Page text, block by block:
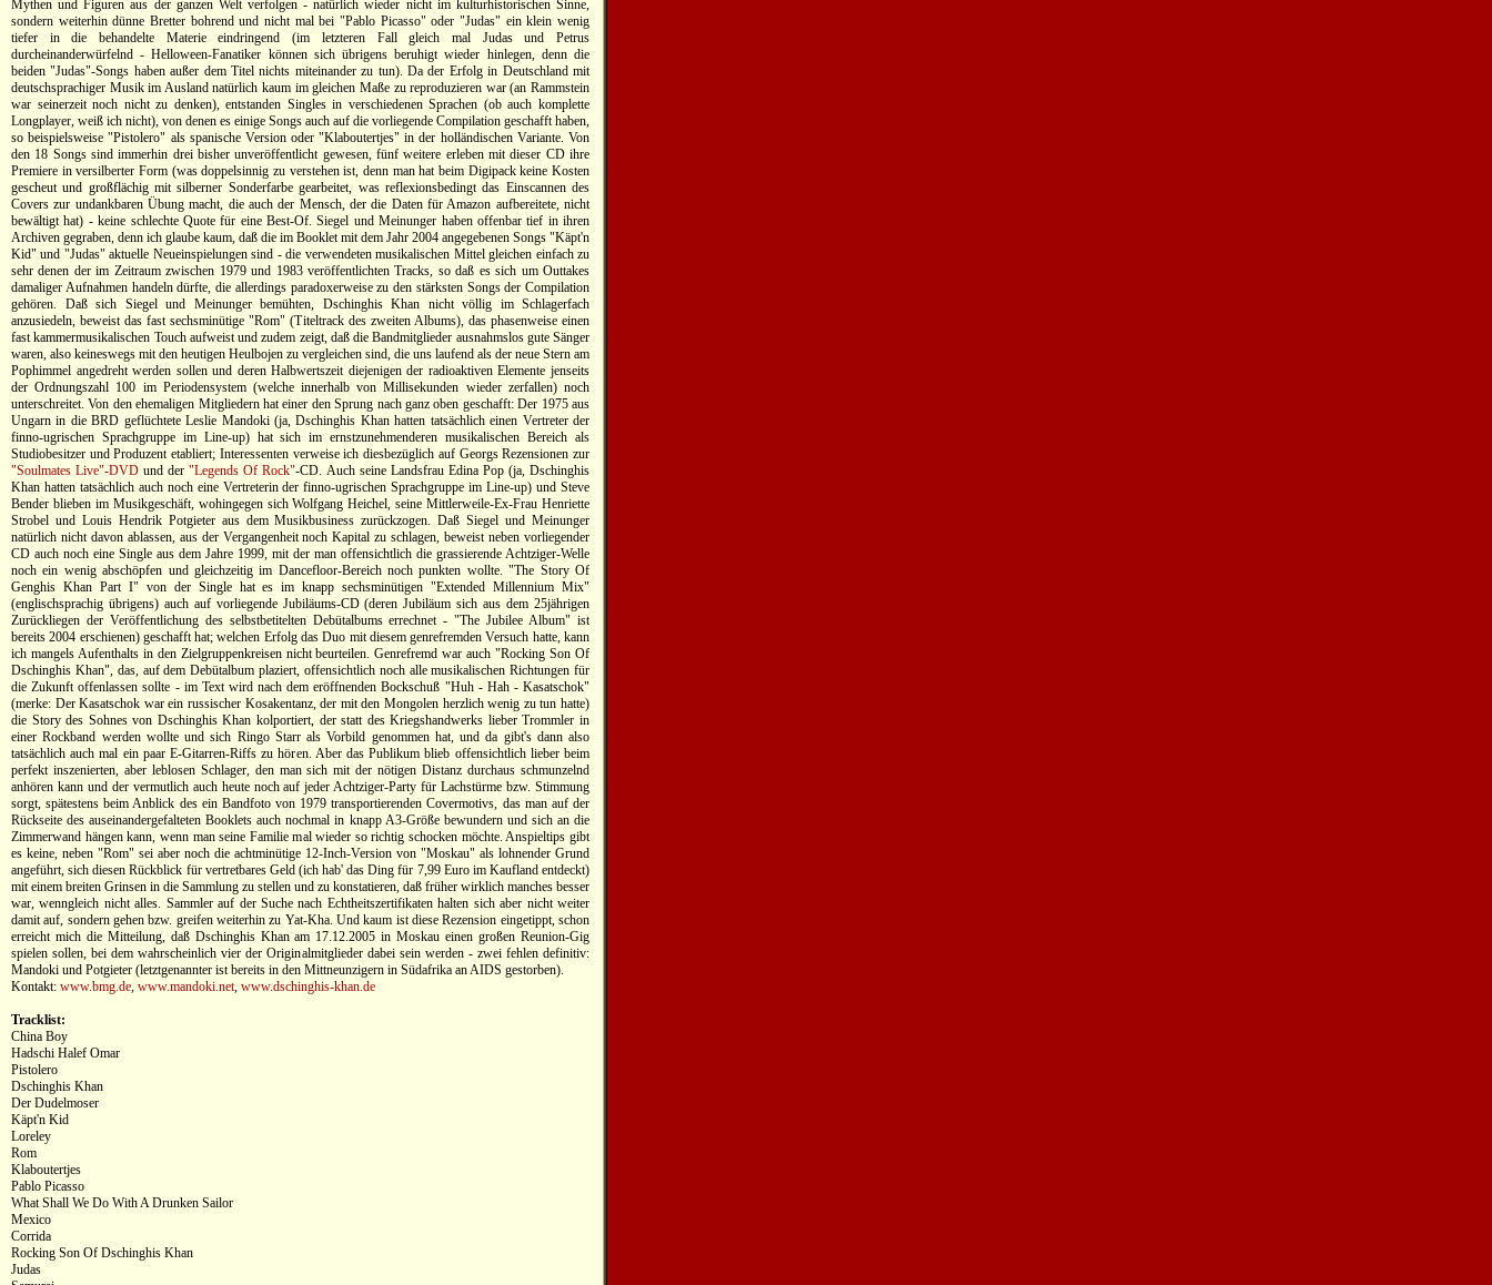
Mythen und Figuren aus der ganzen Welt verfolgen - natürlich wieder nicht im kulturhistorischen Sinne,
sondern weiterhin dünne Bretter bohrend und nicht mal bei "Pablo Picasso" oder "Judas" ein klein wenig
tiefer in die behandelte Materie eindringend (im letzteren Fall gleich mal Judas und Petrus
durcheinanderwürfelnd - Helloween-Fanatiker können sich übrigens beruhigt wieder hinlegen, denn die
beiden "Judas"-Songs haben außer dem Titel nichts miteinander zu tun). Da der Erfolg in Deutschland mit
deutschsprachiger Musik im Ausland natürlich kaum im gleichen Maße zu reproduzieren war (an Rammstein
war seinerzeit noch nicht zu denken), entstanden Singles in verschiedenen Sprachen (ob auch komplette
Longplayer, weiß ich nicht), von denen es einige Songs auch auf die vorliegende Compilation geschafft haben,
so beispielsweise "Pistolero" als spanische Version oder "Klaboutertjes" in der holländischen Variante. Von
den 18 Songs sind immerhin drei bisher unveröffentlicht gewesen, fünf weitere erleben mit dieser CD ihre
Premiere in versilberter Form (was doppelsinnig zu verstehen ist, denn man hat beim Digipack keine Kosten
gescheut und großflächig mit silberner Sonderfarbe gearbeitet, was reflexionsbedingt das Einscannen des
Covers zur undankbaren Übung macht, die auch der Mensch, der die Daten für Amazon aufbereitete, nicht
bewältigt hat) - keine schlechte Quote für eine Best-Of. Siegel und Meinunger haben offenbar tief in ihren
Archiven gegraben, denn ich glaube kaum, daß die im Booklet mit dem Jahr 2004 angegebenen Songs "Käpt'n
Kid" und "Judas" aktuelle Neueinspielungen sind - die verwendeten musikalischen Mittel gleichen einfach zu
sehr denen der im Zeitraum zwischen 1979 und 1983 veröffentlichten Tracks, so daß es sich um Outtakes
damaliger Aufnahmen handeln dürfte, die allerdings paradoxerweise zu den stärksten Songs der Compilation
gehören. Daß sich Siegel und Meinunger bemühten, Dschinghis Khan nicht völlig im Schlagerfach
anzusiedeln, beweist das fast sechsminütige "Rom" (Titeltrack des zweiten Albums), das phasenweise einen
fast kammermusikalischen Touch aufweist und zudem zeigt, daß die Bandmitglieder ausnahmslos gute Sänger
waren, also keineswegs mit den heutigen Heulbojen zu vergleichen sind, die uns laufend als der neue Stern am
Pophimmel angedreht werden sollen und deren Halbwertszeit diejenigen der radioaktiven Elemente jenseits
der Ordnungszahl 100 im Periodensystem (welche innerhalb von Millisekunden wieder zerfallen) noch
unterschreitet. Von den ehemaligen Mitgliedern hat einer den Sprung nach ganz oben geschafft: Der 1975 aus
Ungarn in die BRD geflüchtete Leslie Mandoki (ja, Dschinghis Khan hatten tatsächlich einen Vertreter der
finno-ugrischen Sprachgruppe im Line-up) hat sich im ernstzunehmenderen musikalischen Bereich als
Studiobesitzer und Produzent etabliert; Interessenten verweise ich diesbezüglich auf Georgs Rezensionen zur
"Soulmates Live"-DVD und der"Legends Of Rock"-CD. Auch seine Landsfrau Edina Pop (ja, Dschinghis
Khan hatten tatsächlich auch noch eine Vertreterin der finno-ugrischen Sprachgruppe im Line-up) und Steve
Bender blieben im Musikgeschäft, wohingegen sich Wolfgang Heichel, seine Mittlerweile-Ex-Frau Henriette
Strobel und Louis Hendrik Potgieter aus dem Musikbusiness zurückzogen. Daß Siegel und Meinunger
natürlich nicht davon ablassen, aus der Vergangenheit noch Kapital zu schlagen, beweist neben vorliegender
CD auch noch eine Single aus dem Jahre 1999, mit der man offensichtlich die grassierende Achtziger-Welle
noch ein wenig abschöpfen und gleichzeitig im Dancefloor-Bereich noch punkten wollte. "The Story Of
Genghis Khan Part I" von der Single hat es im knapp sechsminütigen "Extended Millennium Mix"
(englischsprachig übrigens) auch auf vorliegende Jubiläums-CD (deren Jubiläum sich aus dem 25jährigen
Zurückliegen der Veröffentlichung des selbstbetitelten Debütalbums errechnet - "The Jubilee Album" ist
bereits 2004 erschienen) geschafft hat; welchen Erfolg das Duo mit diesem genrefremden Versuch hatte, kann
ich mangels Aufenthalts in den Zielgruppenkreisen nicht beurteilen. Genrefremd war auch "Rocking Son Of
Dschinghis Khan", das, auf dem Debütalbum plaziert, offensichtlich noch alle musikalischen Richtungen für
die Zukunft offenlassen sollte - im Text wird nach dem eröffnenden Bockschuß "Huh - Hah - Kasatschok"
(merke: Der Kasatschok war ein russischer Kosakentanz, der mit den Mongolen herzlich wenig zu tun hatte)
die Story des Sohnes von Dschinghis Khan kolportiert, der statt des Kriegshandwerks lieber Trommler in
einer Rockband werden wollte und sich Ringo Starr als Vorbild genommen hat, und da gibt's dann also
tatsächlich auch mal ein paar E-Gitarren-Riffs zu hören. Aber das Publikum blieb offensichtlich lieber beim
perfekt inszenierten, aber leblosen Schlager, den man sich mit der nötigen Distanz durchaus schmunzelnd
anhören kann und der vermutlich auch heute noch auf jeder Achtziger-Party für Lachstürme bzw. Stimmung
sorgt, spätestens beim Anblick des ein Bandfoto von 1979 transportierenden Covermotivs, das man auf der
Rückseite des auseinandergefalteten Booklets auch nochmal in knapp A3-Größe bewundern und sich an die
Zimmerwand hängen kann, wenn man seine Familie mal wieder so richtig schocken möchte. Anspieltips gibt
es keine, neben "Rom" sei aber noch die achtminütige 12-Inch-Version von "Moskau" als lohnender Grund
angeführt, sich diesen Rückblick für vertretbares Geld (ich hab' das Ding für 7,99 Euro im Kaufland entdeckt)
mit einem breiten Grinsen in die Sammlung zu stellen und zu konstatieren, daß früher wirklich manches besser
war, wenngleich nicht alles. Sammler auf der Suche nach Echtheitszertifikaten halten sich aber nicht weiter
damit auf, sondern gehen bzw. greifen weiterhin zu Yat-Kha. Und kaum ist diese Rezension eingetippt, schon
erreicht mich die Mitteilung, daß Dschinghis Khan am 17.12.2005 in Moskau einen großen Reunion-Gig
spielen sollen, bei dem wahrscheinlich vier der Originalmitglieder dabei sein werden - zwei fehlen definitiv:
Mandoki und Potgieter (letztgenannter ist bereits in den Mittneunzigern in Südafrika an AIDS gestorben).
Kontakt: www.bmg.de, www.mandoki.net, www.dschinghis-khan.de
Tracklist:
China Boy
Hadschi Halef Omar
Pistolero
Dschinghis Khan
Der Dudelmoser
Käpt'n Kid
Loreley
Rom
Klaboutertjes
Pablo Picasso
What Shall We Do With A Drunken Sailor
Mexico
Corrida
Rocking Son Of Dschinghis Khan
Judas